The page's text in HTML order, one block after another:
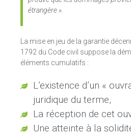
étrangère ».
La mise en jeu de la garantie
1792 du Code civil suppose la
éléments cumulatifs :
L’existence d’un «
juridique du terme,
La réception de cet
Une atteinte à la